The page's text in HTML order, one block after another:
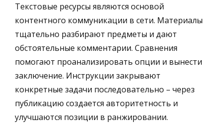
Текстовые ресурсы являются основой
контентного коммуникации в сети. Материалы
тщательно разбирают предметы и дают
обстоятельные комментарии. Сравнения
помогают проанализировать опции и вынести
заключение. Инструкции закрывают
конкретные задачи последовательно – через
публикацию создается авторитетность и
улучшаются позиции в ранжировании.